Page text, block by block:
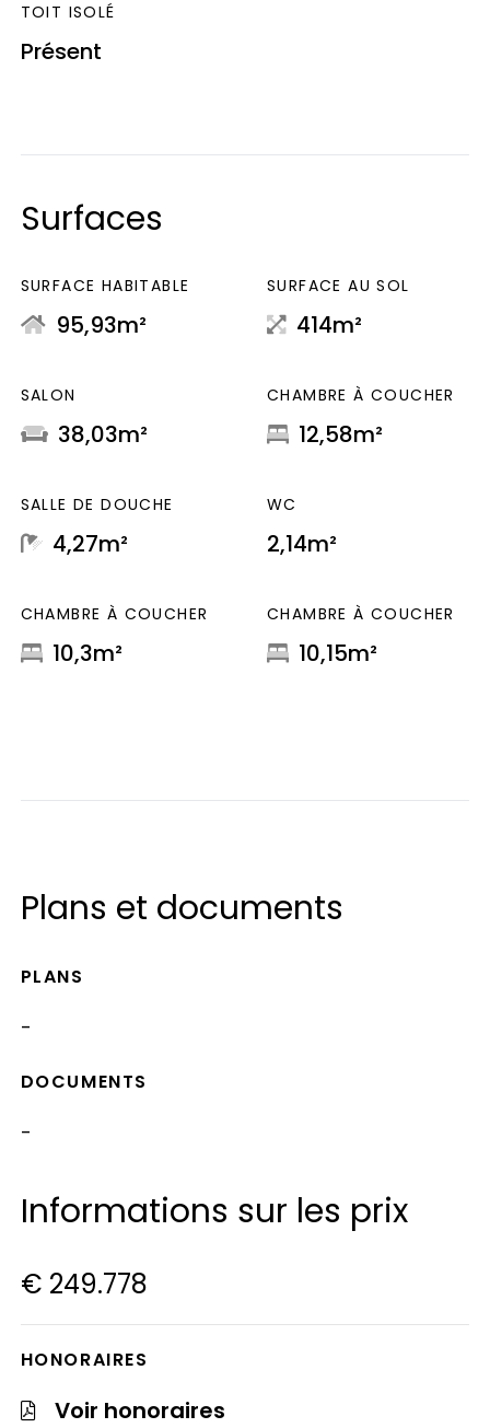
TOIT ISOLÉ
Présent
Surfaces
SURFACE HABITABLE
95,93m²
SURFACE AU SOL
414m²
SALON
38,03m²
CHAMBRE À COUCHER
12,58m²
SALLE DE DOUCHE
4,27m²
WC
2,14m²
CHAMBRE À COUCHER
10,3m²
CHAMBRE À COUCHER
10,15m²
Plans et documents
PLANS
-
DOCUMENTS
-
Informations sur les prix
€ 249.778
HONORAIRES
Voir honoraires